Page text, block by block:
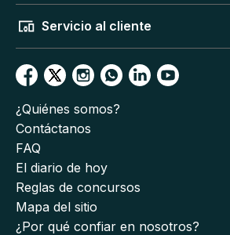
Servicio al cliente
¿Quiénes somos?
Contáctanos
FAQ
El diario de hoy
Reglas de concursos
Mapa del sitio
¿Por qué confiar en nosotros?